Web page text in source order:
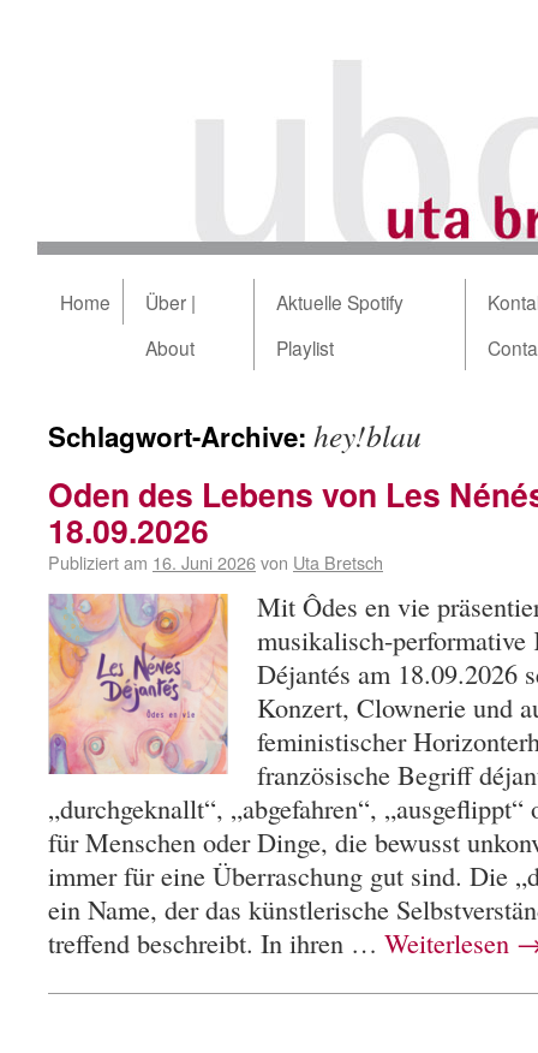
Home
Über |
About
Aktuelle Spotify
Playlist
Schlagwort-Archive: hey!blau
Oden des Lebens von Les
18.09.2026
Publiziert am 16. Juni 2026von Uta Bretsch
Mit Ôdes en vie
musikalisch-
Déjantés am 18.09.2026
Konzert, Clownerie und
feministischer
französische Begriff
„durchgeknallt“, „abgefahren“,
für Menschen oder Dinge, die bewusst
immer für eine Überraschung gut sind. Die
ein Name, der das künstlerische
treffend beschreibt. In ihren … Weiterlesen